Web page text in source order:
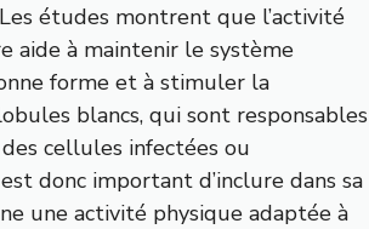
études montrent que l’activité
aide à maintenir le système
forme et à stimuler la
blancs, qui sont responsables
cellules infectées ou
donc important d’inclure dans sa
une activité physique adaptée à